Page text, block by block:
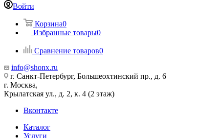
Войти
Корзина0
Избранные товары0
Сравнение товаров0
info@shonx.ru
г. Санкт-Петербург, Большеохтинский пр., д. 6
г. Москва,
Крылатская ул., д. 2, к. 4 (2 этаж)
Вконтакте
Каталог
Услуги